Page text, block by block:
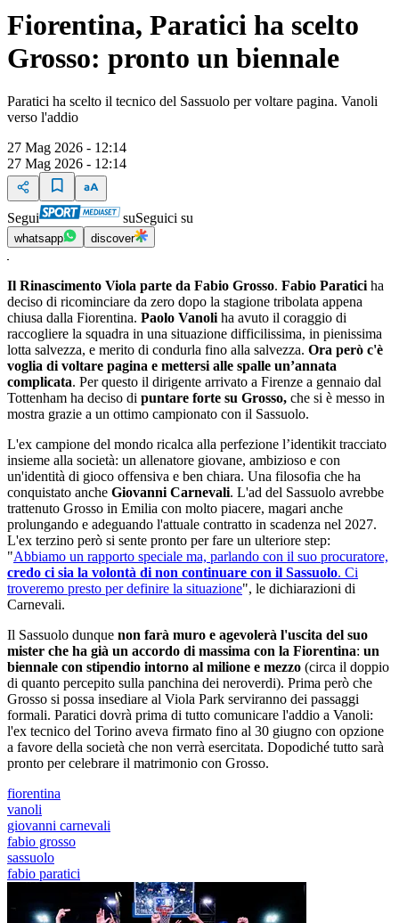
Fiorentina, Paratici ha scelto
Grosso: pronto un biennale
Paratici ha scelto il tecnico del Sassuolo per voltare pagina. Vanoli
verso l'addio
27 Mag 2026 - 12:14
27 Mag 2026 - 12:14
Segui suSeguici su
whatsapp discover
Il Rinascimento Viola parte da Fabio Grosso. Fabio Paratici ha
deciso di ricominciare da zero dopo la stagione tribolata appena
chiusa dalla Fiorentina. Paolo Vanoli ha avuto il coraggio di
raccogliere la squadra in una situazione difficilissima, in pienissima
lotta salvezza, e merito di condurla fino alla salvezza. Ora però c'è
voglia di voltare pagina e mettersi alle spalle un’annata
complicata. Per questo il dirigente arrivato a Firenze a gennaio dal
Tottenham ha deciso di puntare forte su Grosso, che si è messo in
mostra grazie a un ottimo campionato con il Sassuolo.
L'ex campione del mondo ricalca alla perfezione l’identikit tracciato
insieme alla società: un allenatore giovane, ambizioso e con
un'identità di gioco offensiva e ben chiara. Una filosofia che ha
conquistato anche Giovanni Carnevali. L'ad del Sassuolo avrebbe
trattenuto Grosso in Emilia con molto piacere, magari anche
prolungando e adeguando l'attuale contratto in scadenza nel 2027.
L'ex terzino però si sente pronto per fare un ulteriore step:
"Abbiamo un rapporto speciale ma, parlando con il suo procuratore,
credo ci sia la volontà di non continuare con il Sassuolo. Ci
troveremo presto per definire la situazione", le dichiarazioni di
Carnevali.
Il Sassuolo dunque non farà muro e agevolerà l'uscita del suo
mister che ha già un accordo di massima con la Fiorentina: un
biennale con stipendio intorno al milione e mezzo (circa il doppio
di quanto percepito sulla panchina dei neroverdi). Prima però che
Grosso si possa insediare al Viola Park serviranno dei passaggi
formali. Paratici dovrà prima di tutto comunicare l'addio a Vanoli:
l'ex tecnico del Torino aveva firmato fino al 30 giugno con opzione
a favore della società che non verrà esercitata. Dopodiché tutto sarà
pronto per celebrare il matrimonio con Grosso.
fiorentina
vanoli
giovanni carnevali
fabio grosso
sassuolo
fabio paratici